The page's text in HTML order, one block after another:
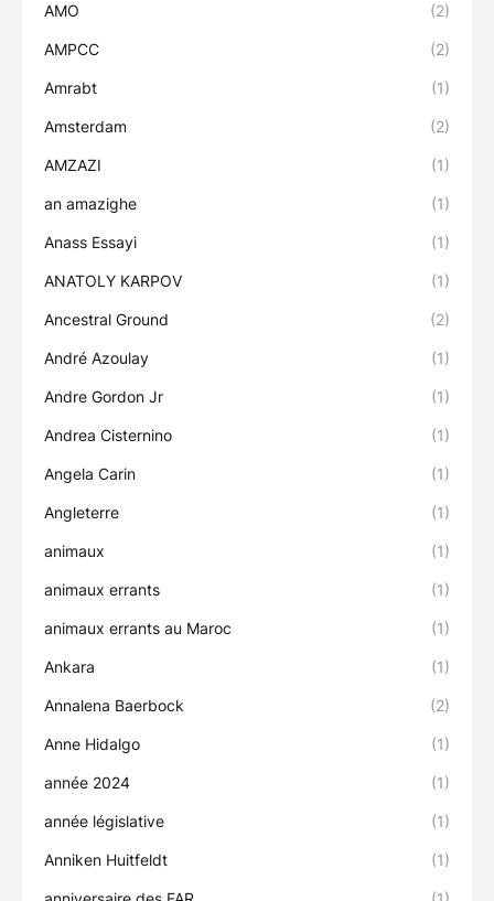
AMO (2)
AMPCC (2)
Amrabt (1)
Amsterdam (2)
AMZAZI (1)
an amazighe (1)
Anass Essayi (1)
ANATOLY KARPOV (1)
Ancestral Ground (2)
André Azoulay (1)
Andre Gordon Jr (1)
Andrea Cisternino (1)
Angela Carin (1)
Angleterre (1)
animaux (1)
animaux errants (1)
animaux errants au Maroc (1)
Ankara (1)
Annalena Baerbock (2)
Anne Hidalgo (1)
année 2024 (1)
année législative (1)
Anniken Huitfeldt (1)